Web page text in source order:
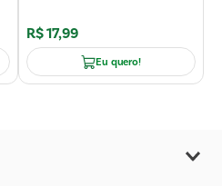
R$17,99
Eu quero!